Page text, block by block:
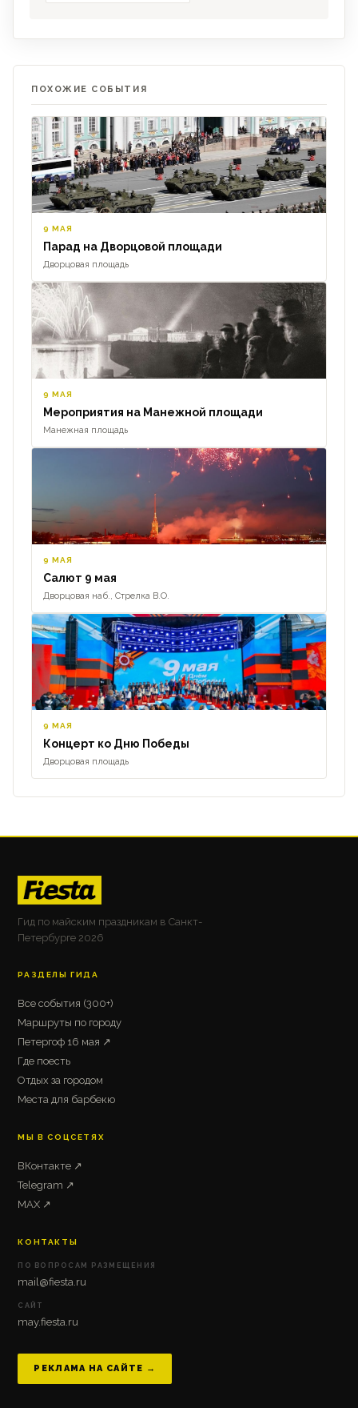
ПОХОЖИЕ СОБЫТИЯ
9 МАЯ
Парад на Дворцовой площади
Дворцовая площадь
9 МАЯ
Мероприятия на Манежной площади
Манежная площадь
9 МАЯ
Салют 9 мая
Дворцовая наб., Стрелка В.О.
9 МАЯ
Концерт ко Дню Победы
Дворцовая площадь
Гид по майским праздникам в Санкт-
Петербурге 2026
РАЗДЕЛЫ ГИДА
Все события (300+)
Маршруты по городу
Петергоф 16 мая ↗
Где поесть
Отдых за городом
Места для барбекю
МЫ В СОЦСЕТЯХ
ВКонтакте ↗
Telegram ↗
MAX ↗
КОНТАКТЫ
ПО ВОПРОСАМ РАЗМЕЩЕНИЯ
mail@fiesta.ru
САЙТ
may.fiesta.ru
РЕКЛАМА НА САЙТЕ →